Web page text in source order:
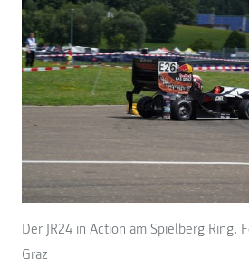
Der JR24 in Action am Spielberg Ring.
Graz